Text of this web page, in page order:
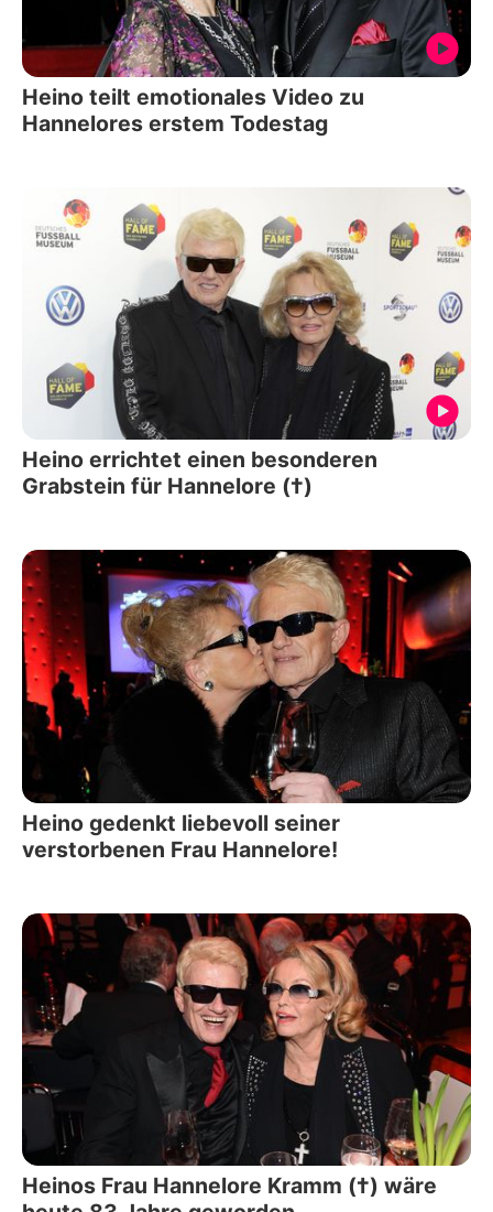
Heino teilt emotionales Video zu
Hannelores erstem Todestag
Heino errichtet einen besonderen
Grabstein für Hannelore (†)
Heino gedenkt liebevoll seiner
verstorbenen Frau Hannelore!
Heinos Frau Hannelore Kramm (†) wäre